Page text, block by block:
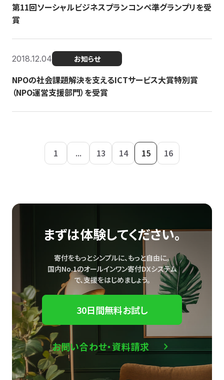
第11回ソーシャルビジネスプランコンペ準グランプリを受
賞
2018.12.04 お知らせ
NPOの社会課題解決を支えるICTサービス大賞特別賞
（NPO運営支援部門）を受賞
1 ... 13 14 15 16
まずは体験してください。
寄付をもっとシンプルに、もっと自由に。
国内No.1のオールインワン寄付DXシステム
で、支援をはじめましょう。
30日間無料お試し
お問い合わせ・資料請求